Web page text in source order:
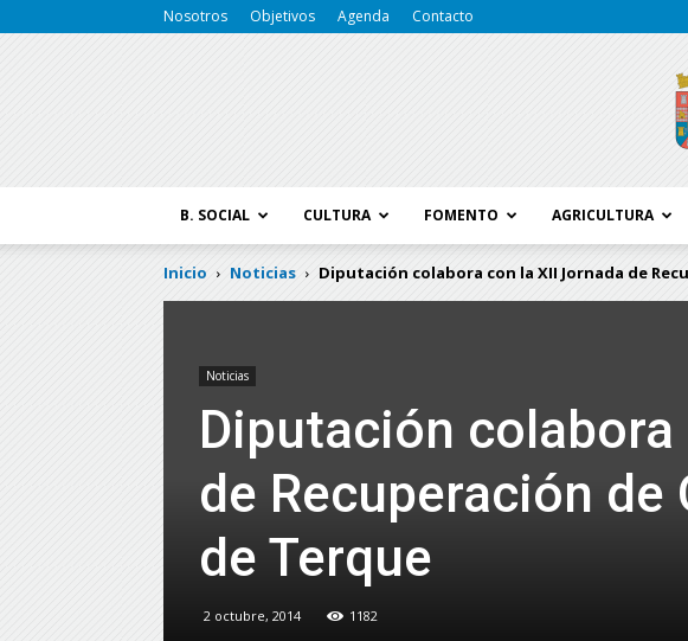
Nosotros Objetivos Agenda Contacto
B. SOCIAL CULTURA FOMENTO AGRICULTURA
Inicio Noticias Diputación colabora con la XII Jornada de
Noticias
Diputación
de Recuperación
de Terque
2 octubre, 2014 1182